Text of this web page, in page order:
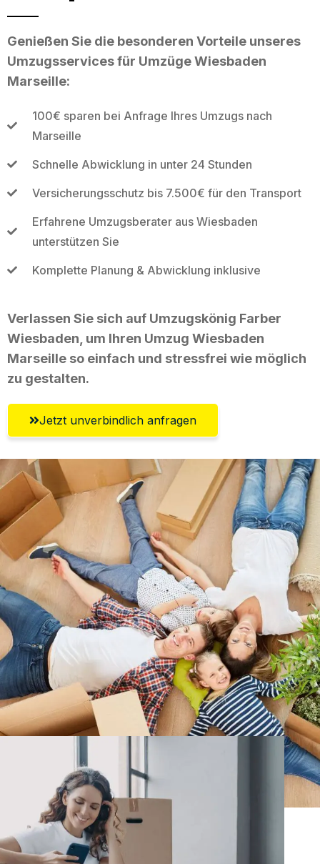
Genießen Sie die besonderen Vorteile unseres
Umzugsservices für Umzüge Wiesbaden
Marseille:
100€ sparen bei Anfrage Ihres Umzugs nach
Marseille
Schnelle Abwicklung in unter 24 Stunden
Versicherungsschutz bis 7.500€ für den Transport
Erfahrene Umzugsberater aus Wiesbaden
unterstützen Sie
Komplette Planung & Abwicklung inklusive
Verlassen Sie sich auf Umzugskönig Farber
Wiesbaden, um Ihren Umzug Wiesbaden
Marseille so einfach und stressfrei wie möglich
zu gestalten.
Jetzt unverbindlich anfragen